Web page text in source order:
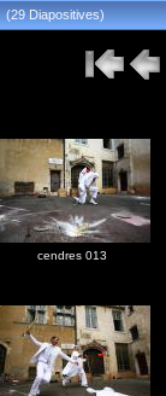
(29 Diapositives)
cendres 013